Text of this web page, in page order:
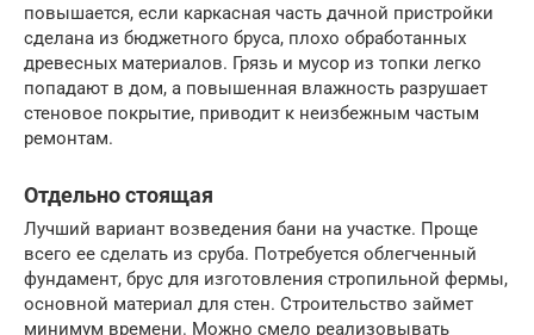
повышается, если каркасная часть дачной пристройки
сделана из бюджетного бруса, плохо обработанных
древесных материалов. Грязь и мусор из топки легко
попадают в дом, а повышенная влажность разрушает
стеновое покрытие, приводит к неизбежным частым
ремонтам.
Отдельно стоящая
Лучший вариант возведения бани на участке. Проще
всего ее сделать из сруба. Потребуется облегченный
фундамент, брус для изготовления стропильной фермы,
основной материал для стен. Строительство займет
минимум времени. Можно смело реализовывать